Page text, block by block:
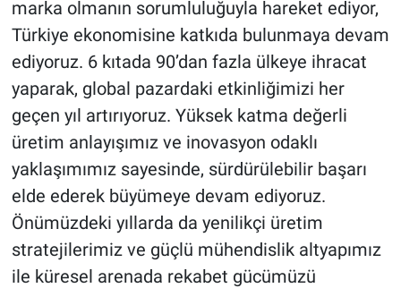
marka olmanın sorumluluğuyla hareket ediyor,
Türkiye ekonomisine katkıda bulunmaya devam
ediyoruz. 6 kıtada 90’dan fazla ülkeye ihracat
yaparak, global pazardaki etkinliğimizi her
geçen yıl artırıyoruz. Yüksek katma değerli
üretim anlayışımız ve inovasyon odaklı
yaklaşımımız sayesinde, sürdürülebilir başarı
elde ederek büyümeye devam ediyoruz.
Önümüzdeki yıllarda da yenilikçi üretim
stratejilerimiz ve güçlü mühendislik altyapımız
ile küresel arenada rekabet gücümüzü